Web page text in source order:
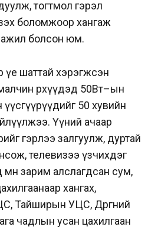
тогтмол гэрэл
боломжоор хангаж
ажил болсон юм.
үе шаттай хэрэгжсэн
малчин өрхүүдэд 50Вт–ын
үүсгүүрүүдийг 50 хувийн
Үүний ачаар
гэрлээ залгуулж, дуртай
телевизээ үзчихдэг
зарим алслагдсан сум,
хангах,
Тайширын УЦС, Дөргөний
чадлын усан цахилгаан